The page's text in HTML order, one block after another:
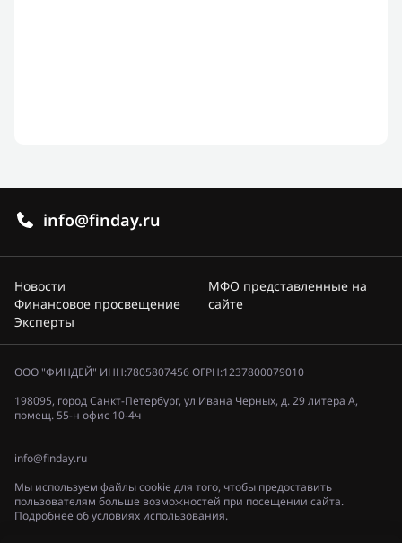
info@finday.ru
Новости
Финансовое просвещение
Эксперты
МФО представленные на
сайте
ООО "ФИНДЕЙ" ИНН:7805807456 ОГРН:1237800079010
198095, город Санкт-Петербург, ул Ивана Черных, д. 29 литера А,
помещ. 55-н офис 10-4ч
info@finday.ru
Мы используем файлы cookie для того, чтобы предоставить
пользователям больше возможностей при посещении сайта.
Подробнее об условиях использования.